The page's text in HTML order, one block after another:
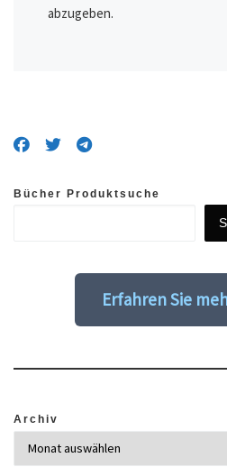
abzugeben.
Bücher Produktsuche
Erfahren Sie
Archiv